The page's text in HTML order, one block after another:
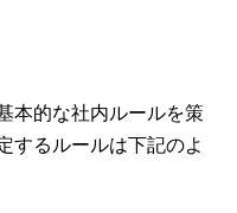
本的な社内ルールを策
するルールは下記のよ